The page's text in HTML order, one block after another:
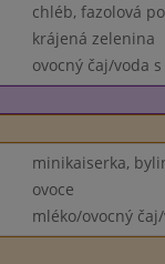
chléb, fazolová
krájená zelenina
ovocný čaj/voda
minikaiserka,
ovoce
mléko/ovocný